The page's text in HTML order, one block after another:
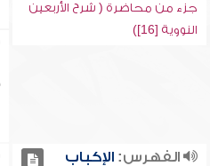
جزء من محاضرة ( شرح الأربعين
النووية [16])
الفهرس:الإكباب